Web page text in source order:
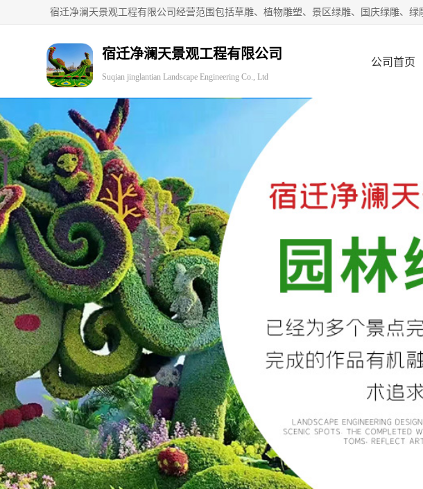
宿迁净澜天景观工程有限公司
Suqian jinglantian Landscape Engineering Co., Ltd
公司首页